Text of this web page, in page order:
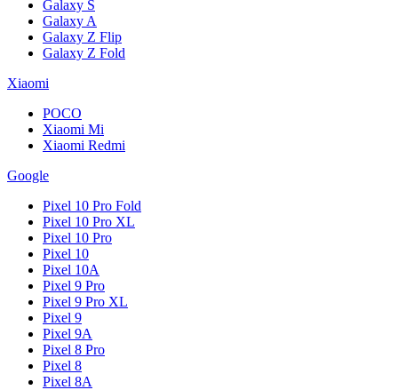
Galaxy S
Galaxy A
Galaxy Z Flip
Galaxy Z Fold
Xiaomi
POCO
Xiaomi Mi
Xiaomi Redmi
Google
Pixel 10 Pro Fold
Pixel 10 Pro XL
Pixel 10 Pro
Pixel 10
Pixel 10A
Pixel 9 Pro
Pixel 9 Pro XL
Pixel 9
Pixel 9A
Pixel 8 Pro
Pixel 8
Pixel 8A